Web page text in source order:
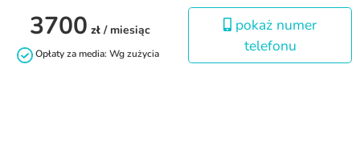
3700 zł / miesiąc
Opłaty za media: Wg zużycia
pokaż numer
telefonu
O nas
Stacja Stancja jest częścią firmy Domirum, świadczącej